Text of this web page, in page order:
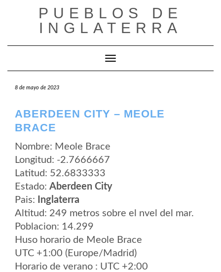
PUEBLOS DE
INGLATERRA
Cambiar modo de navegación
8 de mayo de 2023
ABERDEEN CITY – MEOLE
BRACE
Nombre: Meole Brace
Longitud: -2.7666667
Latitud: 52.6833333
Estado: Aberdeen City
Pais:
Inglaterra
Altitud: 249 metros sobre el nvel del mar.
Poblacion: 14.299
Huso horario de Meole Brace
UTC +1:00 (Europe/Madrid)
Horario de verano : UTC +2:00